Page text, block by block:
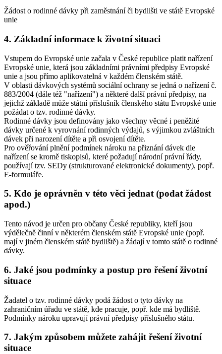
Žádost o rodinné dávky při zaměstnání či bydlišti ve státě Evropské
unie
4. Základní informace k životní situaci
Vstupem do Evropské unie začala v České republice platit nařízení
Evropské unie, která jsou základními právními předpisy Evropské
unie a jsou přímo aplikovatelná v každém členském státě.
V oblasti dávkových systémů sociální ochrany se jedná o nařízení č.
883/2004 (dále též "nařízení") a některé další právní předpisy, na
jejichž základě může státní příslušník členského státu Evropské unie
požádat o tzv. rodinné dávky.
Rodinné dávky jsou definovány jako všechny věcné i peněžité
dávky určené k vyrovnání rodinných výdajů, s výjimkou zvláštních
dávek při narození dítěte a při osvojení dítěte.
Pro ověřování plnění podmínek nároku na přiznání dávek dle
nařízení se kromě tiskopisů, které požadují národní právní řády,
používají tzv. SEDy (strukturované elektronické dokumenty), popř.
E-formuláře.
5. Kdo je oprávněn v této věci jednat (podat žádost
apod.)
Tento návod je určen pro občany České republiky, kteří jsou
výdělečně činní v některém členském státě Evropské unie (popř.
mají v jiném členském státě bydliště) a žádají v tomto státě o rodinné
dávky.
6. Jaké jsou podmínky a postup pro řešení životní
situace
Žadatel o tzv. rodinné dávky podá žádost o tyto dávky na
zahraničním úřadu ve státě, kde pracuje, popř. kde má bydliště.
Podmínky nároku upravují právní předpisy příslušného státu.
7. Jakým způsobem můžete zahájit řešení životní
situace